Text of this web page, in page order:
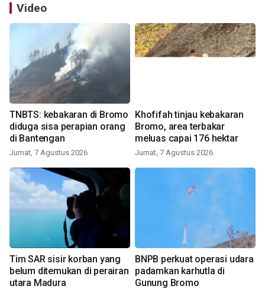
Video
TNBTS: kebakaran di Bromo
diduga sisa perapian orang
di Bantengan
Jumat, 7 Agustus 2026
Khofifah tinjau kebakaran
Bromo, area terbakar
meluas capai 176 hektar
Jumat, 7 Agustus 2026
Tim SAR sisir korban yang
belum ditemukan di perairan
utara Madura
BNPB perkuat operasi udara
padamkan karhutla di
Gunung Bromo